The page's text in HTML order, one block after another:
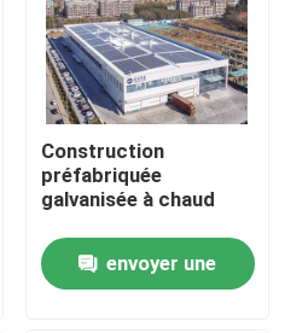
Construction
préfabriquée
galvanisée à chaud
envoyer une